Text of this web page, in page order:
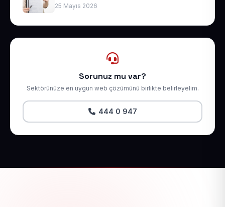
25 Mayıs 2026
Sorunuz mu var?
Sektörünüze en uygun web çözümünü birlikte belirleyelim.
444 0 947